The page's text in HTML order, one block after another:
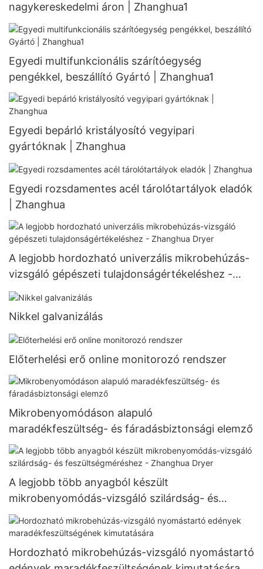
nagykereskedelmi áron | Zhanghua1
Egyedi multifunkcionális szárítóegység
pengékkel, beszállító Gyártó | Zhanghua1
Egyedi bepárló kristályosító vegyipari
gyártóknak | Zhanghua
Egyedi rozsdamentes acél tárolótartályok eladók
| Zhanghua
A legjobb hordozható univerzális mikrobehúzás-
vizsgáló gépészeti tulajdonságértékeléshez -
Zhanghua Dryer
Nikkel galvanizálás
Előterhelési erő online monitorozó rendszer
Mikrobenyomódáson alapuló
maradékfeszültség- és fáradásbiztonsági elemző
A legjobb több anyagból készült
mikrobenyomódás-vizsgáló szilárdság- és
feszültségméréshez - Zhanghua Dryer
Hordozható mikrobehúzás-vizsgáló nyomástartó